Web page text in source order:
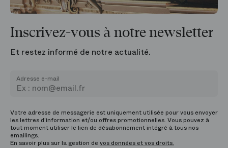
Inscrivez-vous à notre newsletter
Et restez informé de notre actualité.
Adresse e-mail
Votre adresse de messagerie est uniquement utilisée pour vous envoyer
les lettres d’information et/ou offres promotionnelles. Vous pouvez à
tout moment utiliser le lien de désabonnement intégré à tous nos
emailings.
En savoir plus sur la gestion de vos données et vos droits.